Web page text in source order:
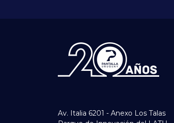
Av. Italia 6201 - Anexo Los Talas